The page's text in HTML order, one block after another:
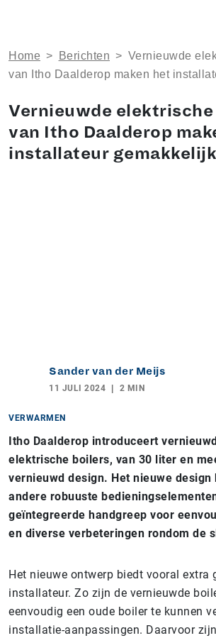
Home > Berichten > Vernieuwde
van Itho Daalderop maken het
Vernieuwde
van Itho Daalderop
installateur gemakkelijk
Sander van der Meijs
11 JULI 2024 2 MIN
VERWARMEN
Itho Daalderop introduceert
elektrische boilers, van 30 liter en
vernieuwd design. Het nieuwe design
andere robuuste
geïntegreerde handgreep voor
en diverse verbeteringen rondom de
Het nieuwe ontwerp biedt vooral extra
installateur. Zo zijn de vernieuwde
eenvoudig een oude boiler te kunnen
installatie-aanpassingen. Daarvoor